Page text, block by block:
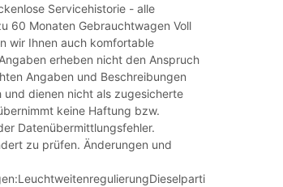
Servicehistorie - alle
60 Monaten Gebrauchtwagen Voll
wir Ihnen auch komfortable
erheben nicht den Anspruch
Angaben und Beschreibungen
dienen nicht als zugesicherte
keine Haftung bzw.
Datenübermittlungsfehler.
zu prüfen. Änderungen und